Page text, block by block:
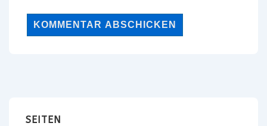
SEITEN